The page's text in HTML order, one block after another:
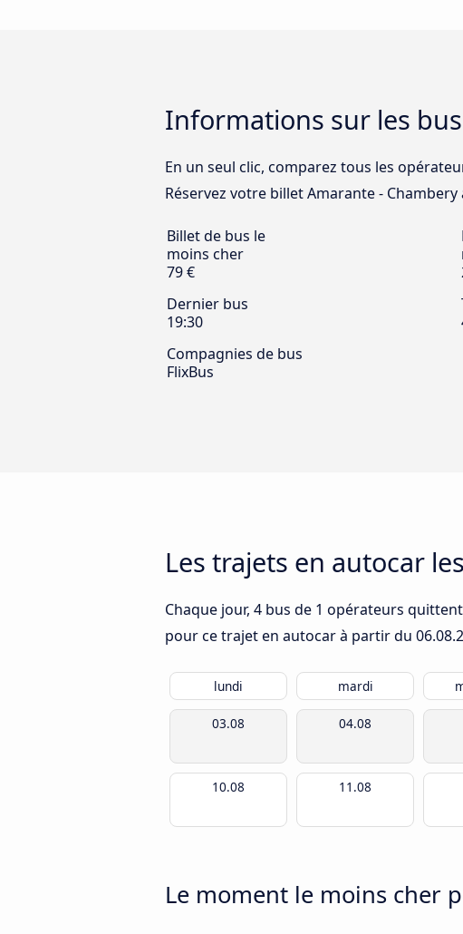
Informations sur les
En un seul clic, comparez tous les
Réservez votre billet Amarante - Chambery
Billet de bus le
moins cher
79 €
Dernier bus
19:30
Compagnies de bus
FlixBus
Les trajets en autocar
Chaque jour, 4 bus de 1 opérateurs
pour ce trajet en autocar à partir du
lundi mardi
03.08 04.08
10.08 11.08
Le moment le moins cher